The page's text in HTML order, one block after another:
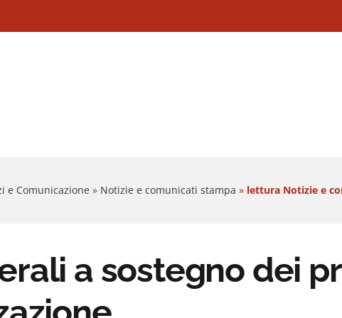
e Comunicazione » Notizie e comunicati stampa » lettura Notizie e
a sostegno dei